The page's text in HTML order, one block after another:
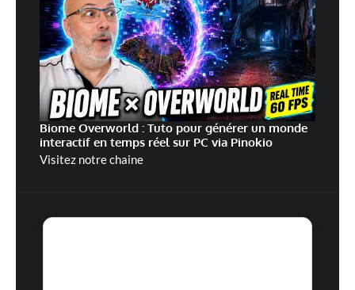
Biome Overworld : Tuto pour générer un monde
interactif en temps réel sur PC via Pinokio
Visitez notre chaine